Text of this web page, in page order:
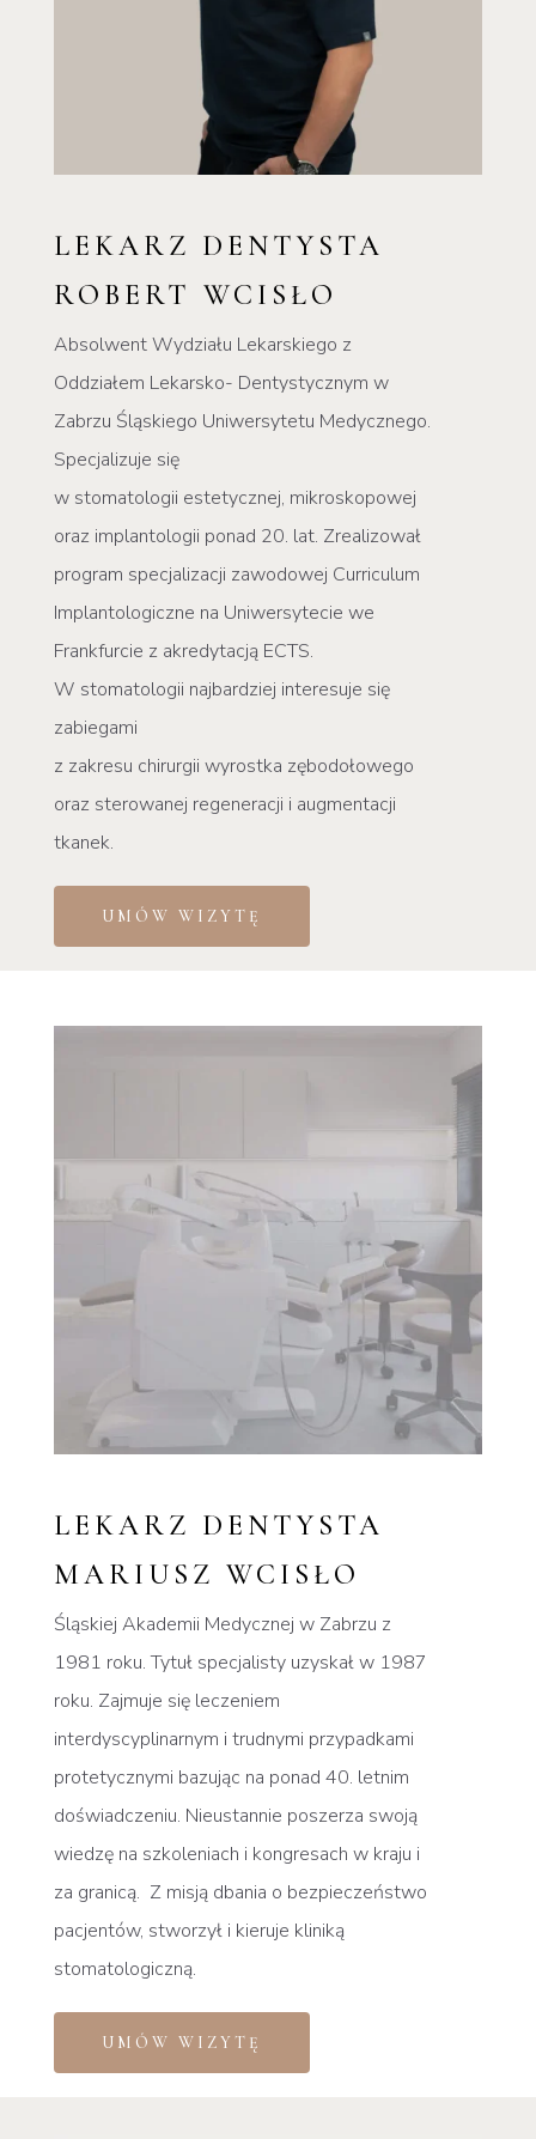
LEKARZ DENTYSTA
ROBERT WCISŁO
Absolwent Wydziału Lekarskiego z
Oddziałem Lekarsko- Dentystycznym w
Zabrzu Śląskiego Uniwersytetu Medycznego.
Specjalizuje się
w stomatologii estetycznej, mikroskopowej
oraz implantologii ponad 20. lat. Zrealizował
program specjalizacji zawodowej Curriculum
Implantologiczne na Uniwersytecie we
Frankfurcie z akredytacją ECTS.
W stomatologii najbardziej interesuje się
zabiegami
z zakresu chirurgii wyrostka zębodołowego
oraz sterowanej regeneracji i augmentacji
tkanek.
UMÓW WIZYTĘ
LEKARZ DENTYSTA
MARIUSZ WCISŁO
Śląskiej Akademii Medycznej w Zabrzu z
1981 roku. Tytuł specjalisty uzyskał w 1987
roku. Zajmuje się leczeniem
interdyscyplinarnym i trudnymi przypadkami
protetycznymi bazując na ponad 40. letnim
doświadczeniu. Nieustannie poszerza swoją
wiedzę na szkoleniach i kongresach w kraju i
za granicą. Z misją dbania o bezpieczeństwo
pacjentów, stworzył i kieruje kliniką
stomatologiczną.
UMÓW WIZYTĘ